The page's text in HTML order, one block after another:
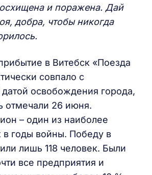
и поражена. Дай
добра, чтобы никогда
в Витебск «Поезда
совпало с
освобождения города,
отмечали 26 июня.
– один из наиболее
в годы войны. Победу в
лишь 118 человек. Были
все предприятия и